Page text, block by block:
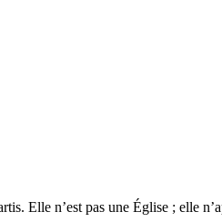
Elle n’est pas une Église ; elle